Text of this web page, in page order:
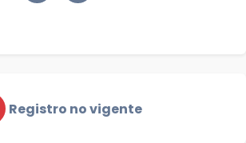
Registro no vigente